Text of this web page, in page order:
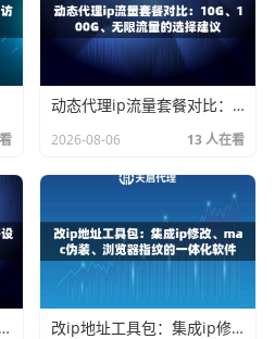
障资源安全。
IP出口的场景下，白名单认证的
需要多人、多设备灵活使用的场
管理，也能达到可接受的安全水
更适合你？
工作流程的顺畅度。
后，后续使用就变得非常
认证逻辑，直接发起请求即可，
动态代理ip流量套餐对比：10G、100G、无限流量的选择建议
2026-08-06 13 人在看
国内l2tp静态ip购买：支持并发多设备连接的独享代理资源 改ip地址工具包：集成ip修改、mac伪装、浏览器指纹的一体化软件